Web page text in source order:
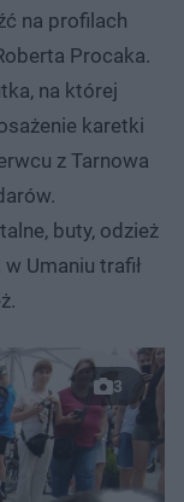
na profilach
Procaka.
na której
karetki
z Tarnowa
buty, odzież
Umaniu trafił
3